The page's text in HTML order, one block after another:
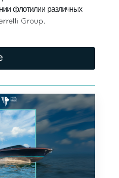
флотилии различных
Group.